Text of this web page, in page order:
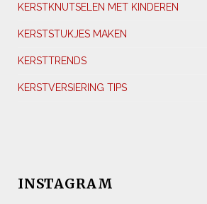
KERSTKNUTSELEN MET KINDEREN
KERSTSTUKJES MAKEN
KERSTTRENDS
KERSTVERSIERING TIPS
INSTAGRAM